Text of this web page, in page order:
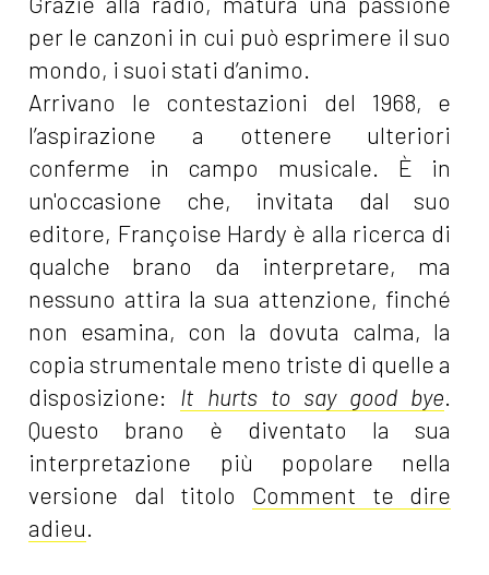
per le canzoni in cui può esprimere il suo
mondo, i suoi stati d’animo.
Arrivano le contestazioni del 1968, e
l’aspirazione a ottenere ulteriori
conferme in campo musicale. È in
un'occasione che, invitata dal suo
editore, Françoise Hardy è alla ricerca di
qualche brano da interpretare, ma
nessuno attira la sua attenzione, finché
non esamina, con la dovuta calma, la
copia strumentale meno triste di quelle a
disposizione: It hurts to say good bye
Questo brano è diventato la sua
interpretazione più popolare nella
versione dal titolo Comment te dire
adieu